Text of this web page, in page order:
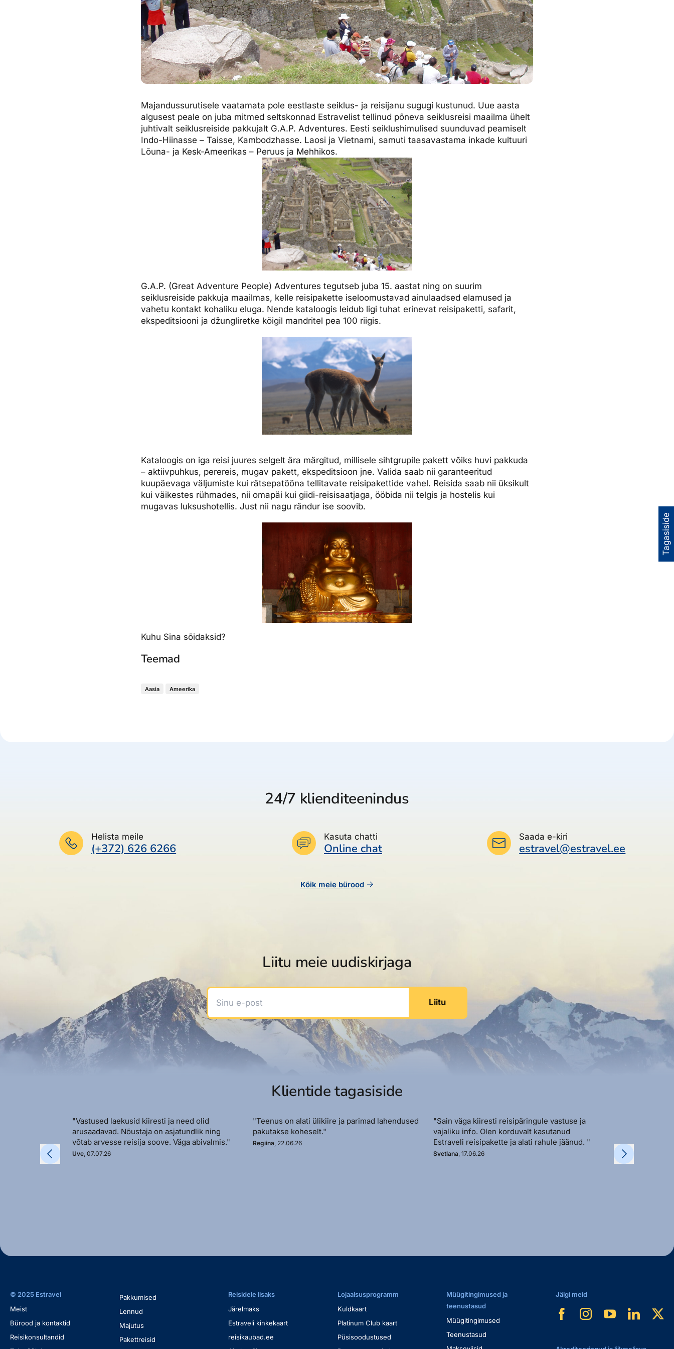
Tagasiside
Majandussurutisele vaatamata pole eestlaste seiklus- ja reisijanu sugugi kustunud. Uue aasta
algusest peale on juba mitmed seltskonnad Estravelist tellinud põneva seiklusreisi maailma ühelt
juhtivalt seiklusreiside pakkujalt G.A.P. Adventures. Eesti seiklushimulised suunduvad peamiselt
Indo-Hiinasse – Taisse, Kambodzhasse. Laosi ja Vietnami, samuti taasavastama inkade kultuuri
Lõuna- ja Kesk-Ameerikas – Peruus ja Mehhikos.
G.A.P. (Great Adventure People) Adventures tegutseb juba 15. aastat ning on suurim
seiklusreiside pakkuja maailmas, kelle reisipakette iseloomustavad ainulaadsed elamused ja
vahetu kontakt kohaliku eluga. Nende kataloogis leidub ligi tuhat erinevat reisipaketti, safarit,
ekspeditsiooni ja džungliretke kõigil mandritel pea 100 riigis.
Kataloogis on iga reisi juures selgelt ära märgitud, millisele sihtgrupile pakett võiks huvi pakkuda
– aktiivpuhkus, perereis, mugav pakett, ekspeditsioon jne. Valida saab nii garanteeritud
kuupäevaga väljumiste kui rätsepatööna tellitavate reisipakettide vahel. Reisida saab nii üksikult
kui väikestes rühmades, nii omapäi kui giidi-reisisaatjaga, ööbida nii telgis ja hostelis kui
mugavas luksushotellis. Just nii nagu rändur ise soovib.
Kuhu Sina sõidaksid?
Teemad
Aasia Ameerika
24/7 klienditeenindus
Helista meile
(+372) 626 6266
Kasuta chatti
Online chat
Saada e-kiri
estravel@estravel.ee
Kõik meie bürood
Liitu meie uudiskirjaga
Sinu e-post
Liitu
Klientide tagasiside
"Vastused laekusid kiiresti ja need olid
arusaadavad. Nõustaja on asjatundlik ning
võtab arvesse reisija soove. Väga abivalmis."
Uve , 07.07.26
"Teenus on alati ülikiire ja parimad lahendused
pakutakse koheselt."
Regiina , 22.06.26
"Sain väga kiiresti reisipäringule vastuse ja
vajaliku info. Olen korduvalt kasutanud
Estraveli reisipakette ja alati rahule jäänud. "
Svetlana , 17.06.26
soovi korral. "
Kadi, 11.06.26
© 2025 Estravel
Meist
Bürood ja kontaktid
Reisikonsultandid
Pakkumised
Lennud
Majutus
Pakettreisid
Reisidele lisaks
Järelmaks
Estraveli kinkekaart
reisikaubad.ee
Lojaalsusprogramm
Kuldkaart
Platinum Club kaart
Püsisoodustused
Müügitingimused ja
teenustasud
Müügitingimused
Teenustasud
Jälgi meid